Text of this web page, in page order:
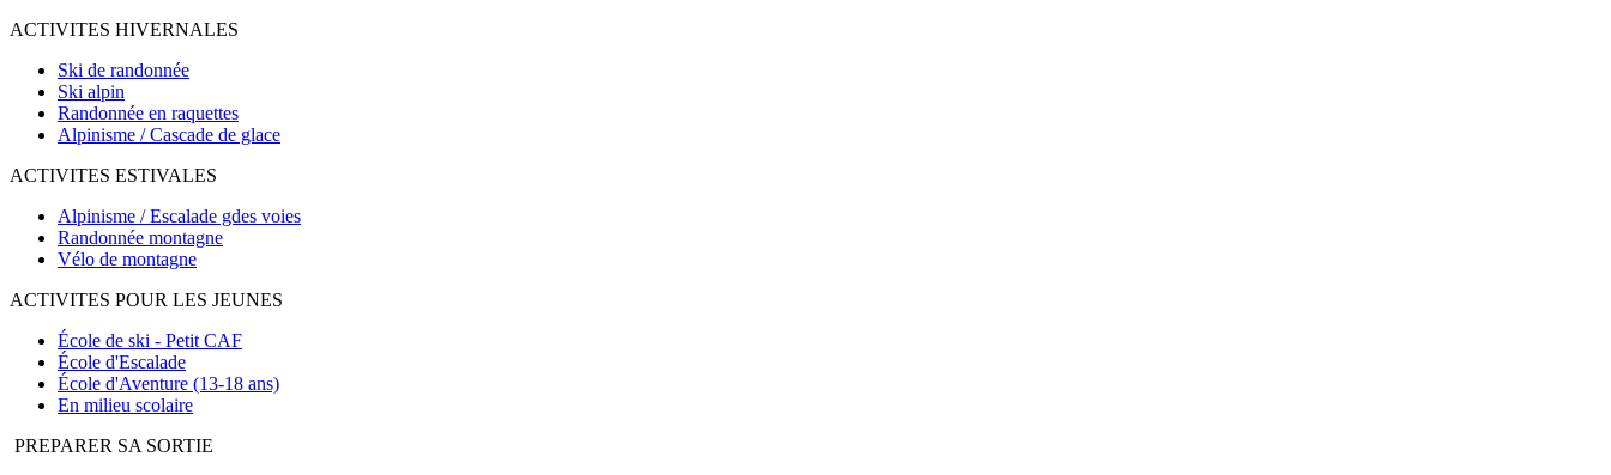
ACTIVITES HIVERNALES
Ski de randonnée
Ski alpin
Randonnée en raquettes
Alpinisme / Cascade de glace
ACTIVITES ESTIVALES
Alpinisme / Escalade gdes voies
Randonnée montagne
Vélo de montagne
ACTIVITES POUR LES JEUNES
École de ski - Petit CAF
École d'Escalade
École d'Aventure (13-18 ans)
En milieu scolaire
PREPARER SA SORTIE